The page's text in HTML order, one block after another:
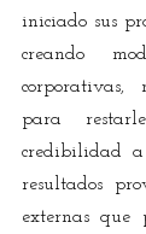
iniciado sus
creando
para
credibilidad
resultados
externas que